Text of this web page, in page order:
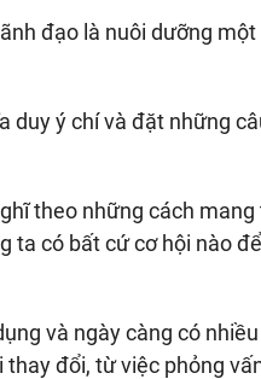
đạo là nuôi dưỡng
duy ý chí và đặt những
theo những cách mang
ta có bất cứ cơ hội nào
và ngày càng có nhiều
đổi, từ việc phỏng